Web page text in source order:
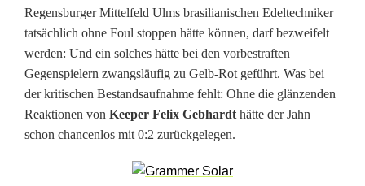
d
i
d
a
t
Regensburger Mittelfeld Ulms brasilianischen Edeltechniker
tatsächlich ohne Foul stoppen hätte können, darf bezweifelt
werden: Und ein solches hätte bei den vorbestraften
Gegenspielern zwangsläufig zu Gelb-Rot geführt. Was bei
der kritischen Bestandsaufnahme fehlt: Ohne die glänzenden
Reaktionen von Keeper Felix Gebhardt hätte der Jahn
schon chancenlos mit 0:2 zurückgelegen.